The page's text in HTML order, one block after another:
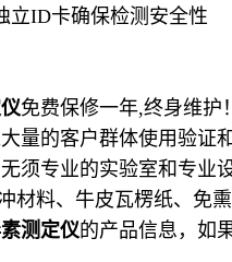
立ID卡确保检测安全性
免费保修一年,终身维护！
量的客户群体使用验证和
须专业的实验室和专业设
材料、牛皮瓦楞纸、免
测定仪的产品信息，如